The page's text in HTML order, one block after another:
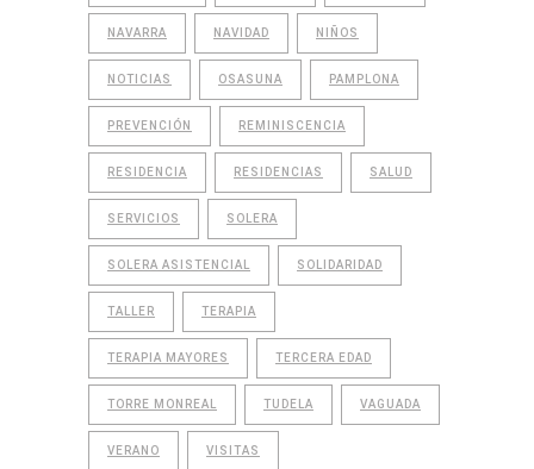
NAVARRA NAVIDAD NIÑOS
NOTICIAS OSASUNA PAMPLONA
PREVENCIÓN REMINISCENCIA
RESIDENCIA RESIDENCIAS SALUD
SERVICIOS SOLERA
SOLERA ASISTENCIAL SOLIDARIDAD
TALLER TERAPIA
TERAPIA MAYORES TERCERA EDAD
TORRE MONREAL TUDELA VAGUADA
VERANO VISITAS